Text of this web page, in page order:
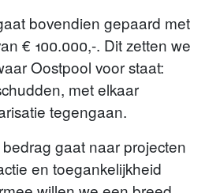
bovendien gepaard met
€ 100.000,-. Dit zetten we
Oostpool voor staat:
met elkaar
tegengaan.
gaat naar projecten
en toegankelijkheid